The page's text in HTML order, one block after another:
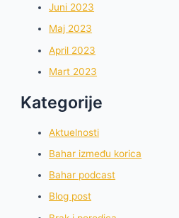
Juni 2023
Maj 2023
April 2023
Mart 2023
Kategorije
Aktuelnosti
Bahar između korica
Bahar podcast
Blog post